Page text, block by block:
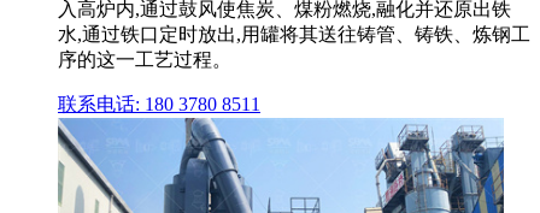
入高炉内,通过鼓风使焦炭、煤粉燃烧,融化并还原出铁
水,通过铁口定时放出,用罐将其送往铸管、铸铁、炼钢工
序的这一工艺过程。
联系电话: 180 3780 8511